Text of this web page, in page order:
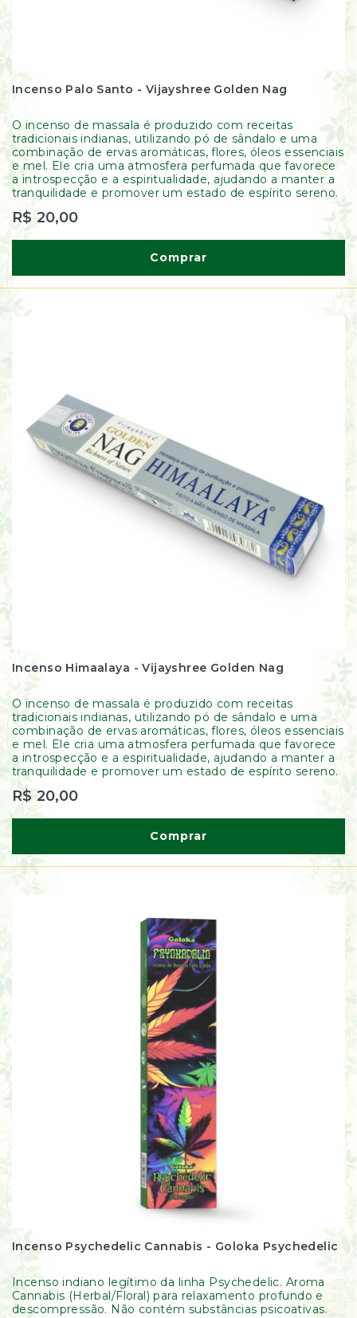
Incenso Palo Santo - Vijayshree Golden Nag
O incenso de massala é produzido com receitas
tradicionais indianas, utilizando pó de sândalo e uma
combinação de ervas aromáticas, flores, óleos essenciais
e mel. Ele cria uma atmosfera perfumada que favorece
a introspecção e a espiritualidade, ajudando a manter a
tranquilidade e promover um estado de espírito sereno.
R$ 20,00
Comprar
Incenso Himaalaya - Vijayshree Golden Nag
O incenso de massala é produzido com receitas
tradicionais indianas, utilizando pó de sândalo e uma
combinação de ervas aromáticas, flores, óleos essenciais
e mel. Ele cria uma atmosfera perfumada que favorece
a introspecção e a espiritualidade, ajudando a manter a
tranquilidade e promover um estado de espírito sereno.
R$ 20,00
Comprar
Incenso Psychedelic Cannabis - Goloka Psychedelic
Incenso indiano legítimo da linha Psychedelic. Aroma
Cannabis (Herbal/Floral) para relaxamento profundo e
descompressão. Não contém substâncias psicoativas.